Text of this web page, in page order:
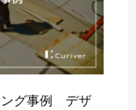
ング事例 デザ